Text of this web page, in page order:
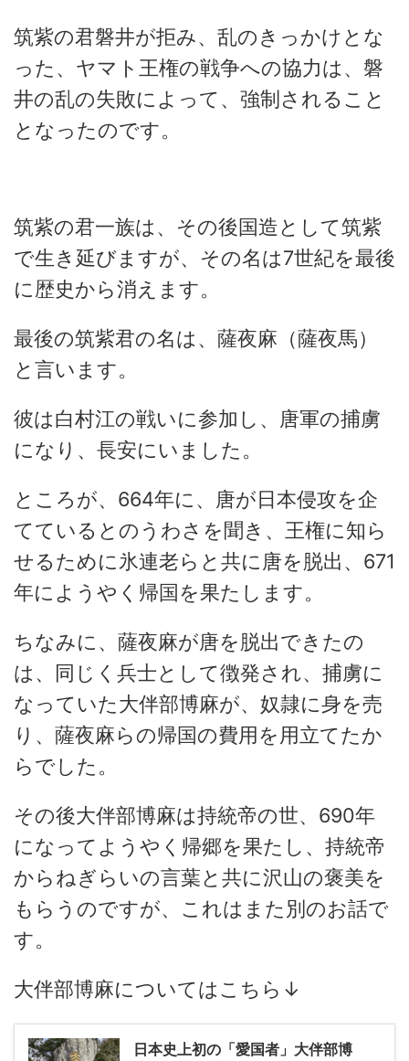
筑紫の君磐井が拒み、乱のきっかけとな
った、ヤマト王権の戦争への協力は、磐
井の乱の失敗によって、強制されること
となったのです。
筑紫の君一族は、その後国造として筑紫
で生き延びますが、その名は7世紀を最後
に歴史から消えます。
最後の筑紫君の名は、薩夜麻（薩夜馬）
と言います。
彼は白村江の戦いに参加し、唐軍の捕虜
になり、長安にいました。
ところが、664年に、唐が日本侵攻を企
てているとのうわさを聞き、王権に知ら
せるために氷連老らと共に唐を脱出、671
年にようやく帰国を果たします。
ちなみに、薩夜麻が唐を脱出できたの
は、同じく兵士として徴発され、捕虜に
なっていた大伴部博麻が、奴隷に身を売
り、薩夜麻らの帰国の費用を用立てたか
らでした。
その後大伴部博麻は持統帝の世、690年
になってようやく帰郷を果たし、持統帝
からねぎらいの言葉と共に沢山の褒美を
もらうのですが、これはまた別のお話で
す。
大伴部博麻についてはこちら↓
日本史上初の「愛国者」大伴部博